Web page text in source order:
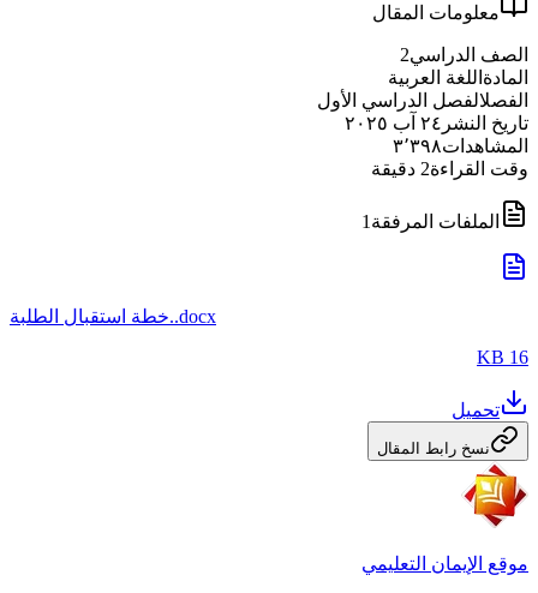
معلومات المقال
الصف الدراسي2
المادة اللغة العربية
الفصلالفصل الدراسي الأول
تاريخ النشر ٢٤ آب ٢٠٢٥
المشاهدات٣٬٣٩٨
وقت القراءة2 دقيقة
الملفات المرفقة 1
خطة استقبال الطلبة..docx
16 KB
تحميل
نسخ رابط المقال
موقع الإيمان التعليمي